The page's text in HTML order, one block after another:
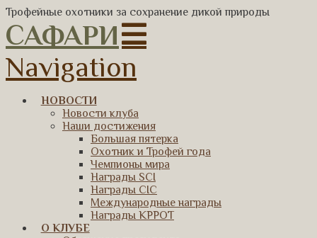
Трофейные охотники за сохранение дикой природы
САФАРИ
Navigation
НОВОСТИ
Новости клуба
Наши достижения
Большая пятерка
Охотник и Трофей года
Чемпионы мира
Награды SCI
Награды CIC
Международные награды
Награды КРРОТ
О КЛУБЕ